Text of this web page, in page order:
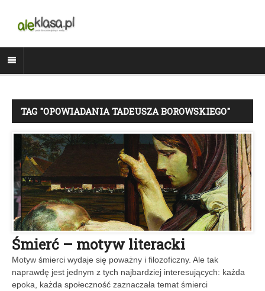
TAG "OPOWIADANIA TADEUSZA BOROWSKIEGO"
Śmierć – motyw literacki
Motyw śmierci wydaje się poważny i filozoficzny. Ale tak
naprawdę jest jednym z tych najbardziej interesujących: każda
epoka, każda społeczność ­zaznaczała temat śmierci